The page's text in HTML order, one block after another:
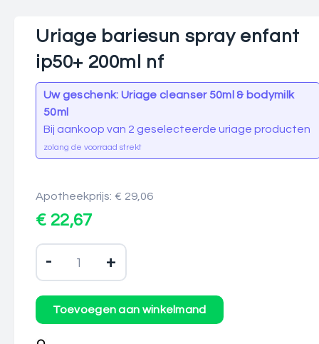
Uriage bariesun spray enfant
ip50+ 200ml nf
Uw geschenk: Uriage cleanser 50ml & bodymilk
50ml
Bij aankoop van 2 geselecteerde uriage producten
zolang de voorraad strekt
Apotheekprijs: € 29,06
€ 22,67
- +